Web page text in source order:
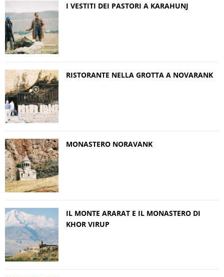
I VESTITI DEI PASTORI A KARAHUNJ
RISTORANTE NELLA GROTTA A NOVARANK
MONASTERO NORAVANK
IL MONTE ARARAT E IL MONASTERO DI
KHOR VIRUP